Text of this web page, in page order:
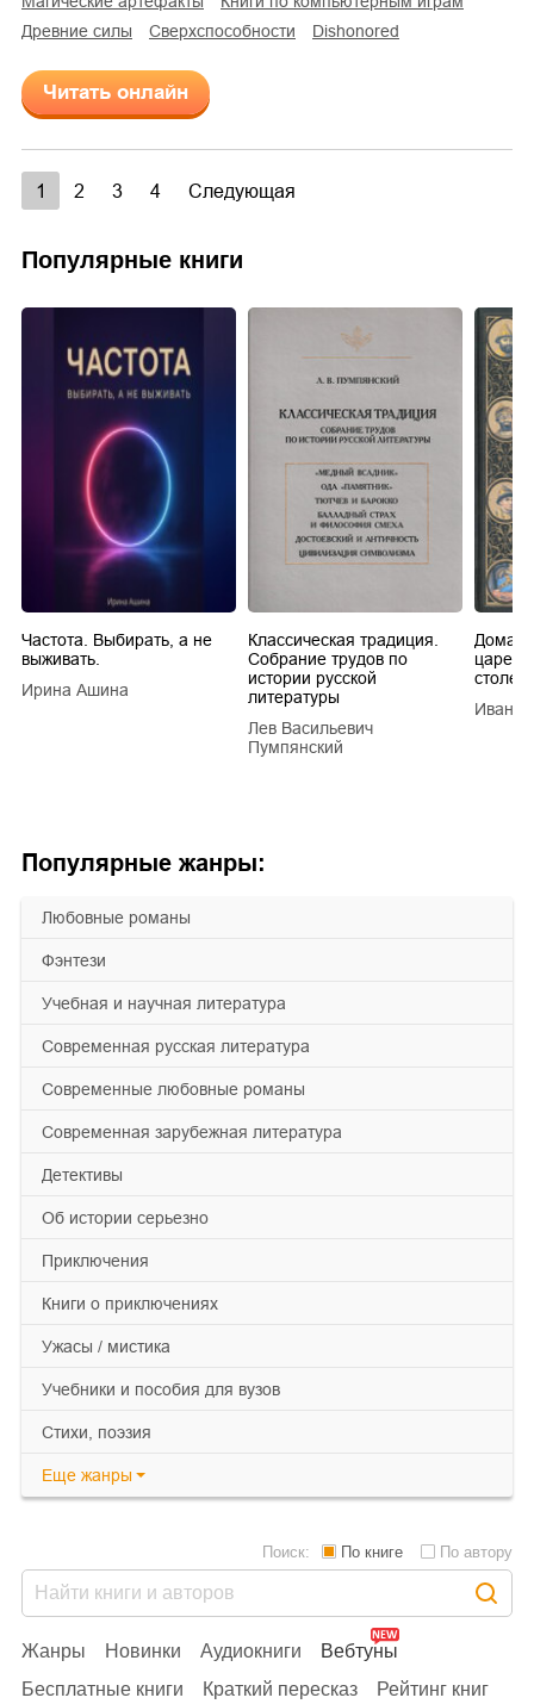
Популярные жанры:
любовные романы
фэнтези
учебная и научная литература
современная русская литература
современные любовные романы
современная зарубежная литература
детективы
об истории серьезно
приключения
книги о приключениях
ужасы / мистика
учебники и пособия для вузов
cтихи, поэзия
Еще жанры
древние силы
сверхспособности Dishonored
Читать онлайн
1 2 3 4 Следующая
Популярные книги
Частота. Выбирать, а не
выживать.
Ирина Ашина
Классическая традиция.
Собрание трудов по
истории русской
литературы
Лев Васильевич
Пумпянский
царей
Иван
Жанры Новинки Аудиокниги
Вебтуны
Бесплатные книги
Краткий пересказ Рейтинг книг
Поиск: По книге По автору